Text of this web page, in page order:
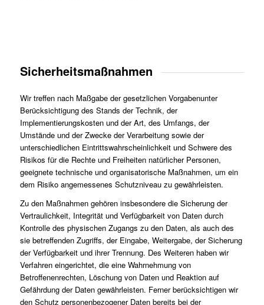
Sicherheitsmaßnahmen
Wir treffen nach Maßgabe der gesetzlichen Vorgabenunter
Berücksichtigung des Stands der Technik, der
Implementierungskosten und der Art, des Umfangs, der
Umstände und der Zwecke der Verarbeitung sowie der
unterschiedlichen Eintrittswahrscheinlichkeit und Schwere des
Risikos für die Rechte und Freiheiten natürlicher Personen,
geeignete technische und organisatorische Maßnahmen, um ein
dem Risiko angemessenes Schutzniveau zu gewährleisten.
Zu den Maßnahmen gehören insbesondere die Sicherung der
Vertraulichkeit, Integrität und Verfügbarkeit von Daten durch
Kontrolle des physischen Zugangs zu den Daten, als auch des
sie betreffenden Zugriffs, der Eingabe, Weitergabe, der Sicherung
der Verfügbarkeit und ihrer Trennung. Des Weiteren haben wir
Verfahren eingerichtet, die eine Wahrnehmung von
Betroffenenrechten, Löschung von Daten und Reaktion auf
Gefährdung der Daten gewährleisten. Ferner berücksichtigen wir
den Schutz personenbezogener Daten bereits bei der